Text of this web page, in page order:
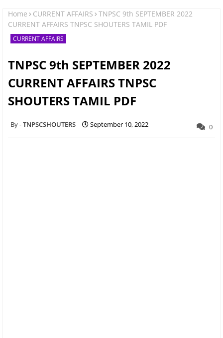
Home CURRENT AFFAIRS
TNPSC 9th SEPTEMBER 2022
CURRENT AFFAIRS TNPSC SHOUTERS TAMIL PDF
CURRENT AFFAIRS
TNPSC 9th SEPTEMBER 2022
CURRENT AFFAIRS TNPSC
SHOUTERS TAMIL PDF
TNPSCSHOUTERS September 10, 2022 0